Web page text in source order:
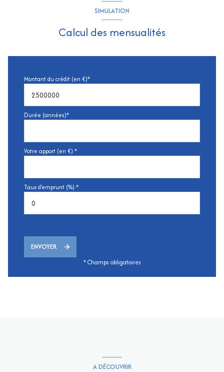
SIMULATION
Calcul des mensualités
Montant du crédit (en €)*
Durée (années)*
Votre apport (en €) *
Taux d'emprunt (%) *
ENVOYER
* Champs obligatoires
A DÉCOUVRIR